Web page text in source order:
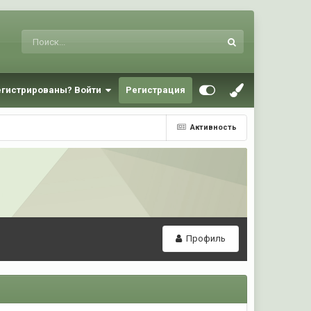
Войти Регистрация
Активность
Профиль